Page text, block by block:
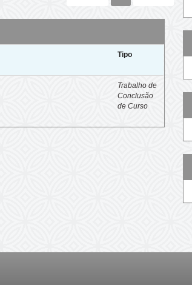
Tipo
Trabalho de
Conclusão
de Curso